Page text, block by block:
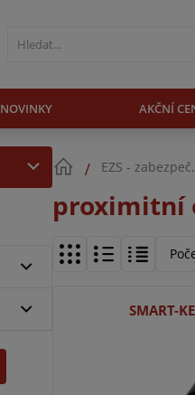
NOVINKY AKČNÍ
EZS -
proximitní
SMART-